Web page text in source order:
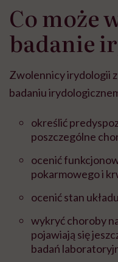
Co może
badanie
Zwolennicy irydologii
badaniu
określić
poszczególne
ocenić
pokarmowego i
ocenić stan
wykryć choroby
pojawiają się
badań